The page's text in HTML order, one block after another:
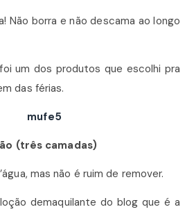
Não borra e não descama ao longo
um dos produtos que escolhi pra
das férias.
(três camadas)
mas não é ruim de remover.
demaquilante do blog que é a